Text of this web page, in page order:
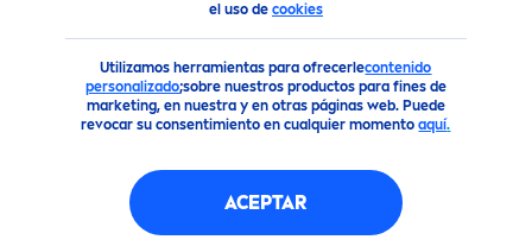
el uso de cookies
Utilizamos herramientas para ofrecerlecontenido
personalizado;sobre nuestros productos para fines de
marketing, en nuestra y en otras páginas web. Puede
revocar su consentimiento en cualquier momentoaquí.
ACEPTAR
Todo tipo de piel
FILTROS SELECCIONADOS